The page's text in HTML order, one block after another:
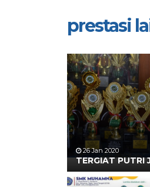
prestasi
26 Jan 2020
TERGIAT PUTRI